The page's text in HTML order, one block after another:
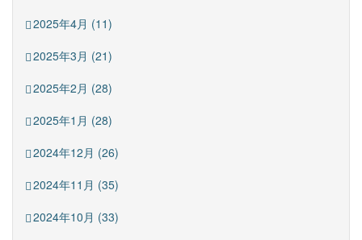
2025年4月 (11)
2025年3月 (21)
2025年2月 (28)
2025年1月 (28)
2024年12月 (26)
2024年11月 (35)
2024年10月 (33)